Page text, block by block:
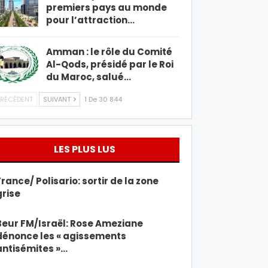
premiers pays au monde
pour l’attraction…
Amman : le rôle du Comité
Al-Qods, présidé par le Roi
du Maroc, salué…
SUIVANT 1 De 30 844
LES PLUS LUS
Polisario: sortir de la zone
FM/Israël: Rose Ameziane
les « agissements
»…